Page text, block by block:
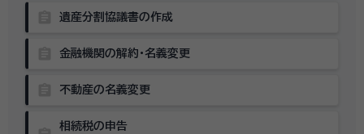
遺産分割協議書の作成
金融機関の解約・名義変更
不動産の名義変更
相続税の申告